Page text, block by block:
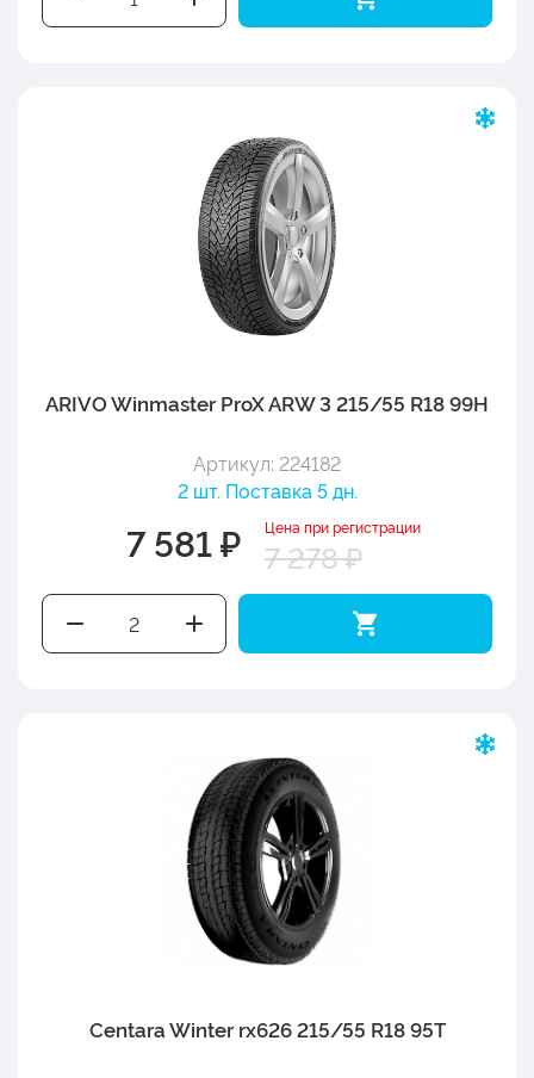
ARIVO Winmaster ProX ARW 3 215/55 R18 99H
Артикул: 224182
2 шт. Поставка 5 дн.
7 581 ₽ Цена при регистрации
7 278 ₽
Centara Winter rx626 215/55 R18 95T